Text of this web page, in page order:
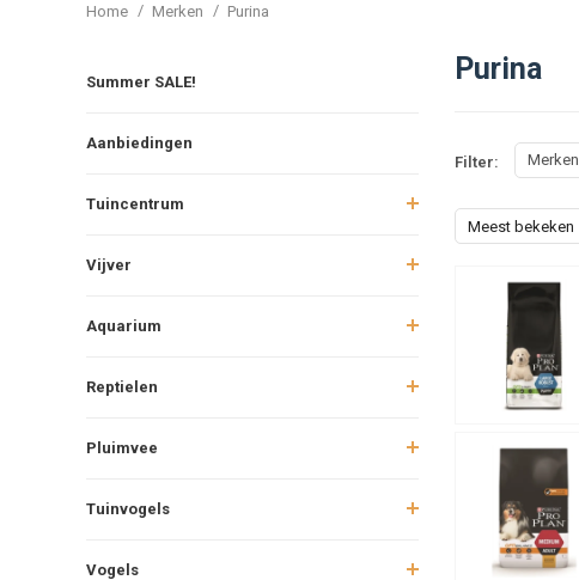
Home / Merken / Purina
Summer SALE!
Aanbiedingen
Tuincentrum
Vijver
Aquarium
Reptielen
Pluimvee
Tuinvogels
Vogels
Purina
Filter: Merken
Meest bekeken